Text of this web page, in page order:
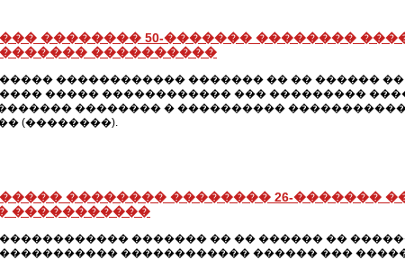
�������� 50-������� ��������
����������
������������ ������� �� �� ������
����� ������������ ��� ���������
�������� � ����������
(��������).
�������� �������� 26-�������
�����������
������� �� �� ������ ��
������������ ������ ���